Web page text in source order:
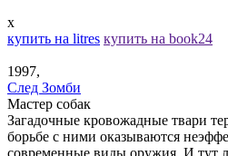
x
купить на litres купить на book24
1997,
След Зомби
Мастер собак
Загадочные кровожадные твари
борьбе с ними оказываются
современные виды оружия. И тут